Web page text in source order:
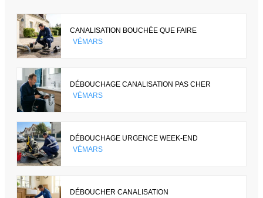
CANALISATION BOUCHÉE QUE FAIRE
VÉMARS
DÉBOUCHAGE CANALISATION PAS CHER
VÉMARS
DÉBOUCHAGE URGENCE WEEK-END
VÉMARS
DÉBOUCHER CANALISATION